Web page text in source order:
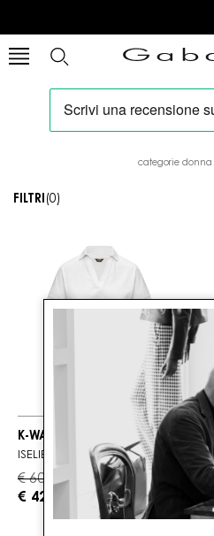
categorie donna
FILTRI (0)
K-WAY
ISELIE
€ 60.00 -30%
€ 42.00